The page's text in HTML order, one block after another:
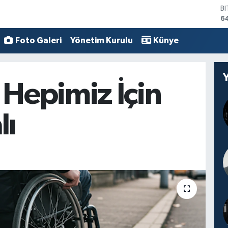
Foto Galeri Yönetim Kurulu Künye
İçin